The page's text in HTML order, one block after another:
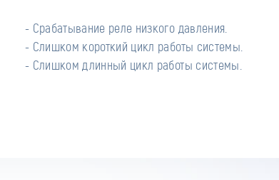
- Слишком длинный цикл работы системы.